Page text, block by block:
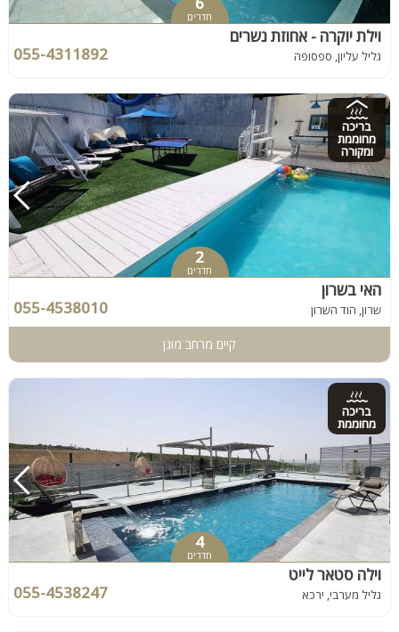
חדרים
וילת יוקרה - אחוזת נשרים
גליל עליון, ספסופה 055-4311892
בריכה
מחוממת
ומקורה
2
חדרים
האי בשרון
שרון, הוד השרון 055-4538010
קיים מרחב מוגן
בריכה
מחוממת
4
חדרים
וילה סטאר לייט
גליל מערבי, ירכא 055-4538247